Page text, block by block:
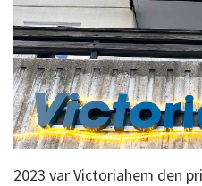
2023 var Victoriahem den